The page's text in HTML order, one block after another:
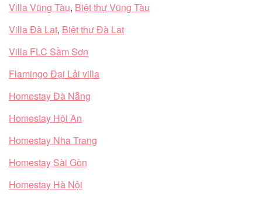
Villa Vũng Tàu, Biệt thự Vũng Tàu
Villa Đà Lạt, Biệt thự Đà Lạt
Villa FLC Sầm Sơn
Flamingo Đại Lải villa
Homestay Đà Nẵng
Homestay Hội An
Homestay Nha Trang
Homestay Sài Gòn
Homestay Hà Nội